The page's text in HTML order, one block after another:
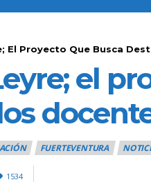
El Proyecto Que Busca
el
FUERTEVENTURA
1534